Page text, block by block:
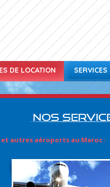
DE LOCATION SERVICES
Nos
autres aéroports au Maroc :